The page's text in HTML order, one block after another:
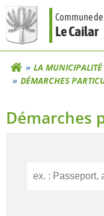
Aller
au
contenu
Commune de
Le Cailar
LA MUNICIPALITÉ
DÉMARCHES
Démarches